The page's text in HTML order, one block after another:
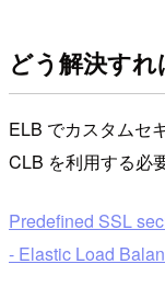
どう解決す
ELB でカスタムセ
CLB を利用する必
Predefined SSL
- Elastic Load